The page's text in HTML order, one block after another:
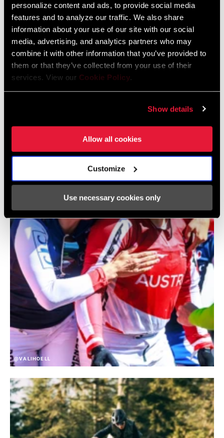
personalize content and ads, to provide social media
features and to analyze our traffic. We also share
information about your use of our site with our social
media, advertising, and analytics partners who may
combine it with other information that you’ve provided to
them or that they’ve collected from your use of their
services. View our Cookie Policy.
Show details
Allow all cookies
Customize
Use necessary cookies only
@SCOTTMTBRACING
@VALIHOELL